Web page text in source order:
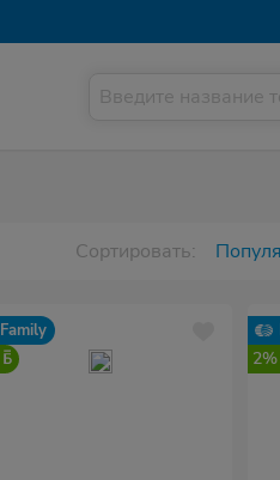
Сортировать:
Family
2%